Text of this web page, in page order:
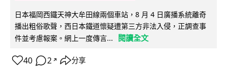
日本福岡西鐵天神大牟田線兩個車站，8 月 4 日廣播系統離奇
播出粗俗歌聲，西日本鐵道懷疑遭第三方非法入侵，正調查事
件並考慮報案。網上一度傳言...
閱讀全文
40 2 ↗ 分享